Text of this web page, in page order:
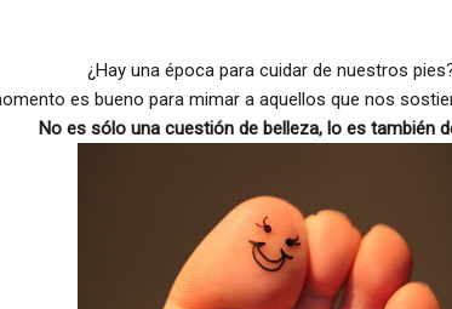
¿Hay una época para cuidar de nuestros
es bueno para mimar a aquellos que nos
No es sólo una cuestión de belleza, lo es también